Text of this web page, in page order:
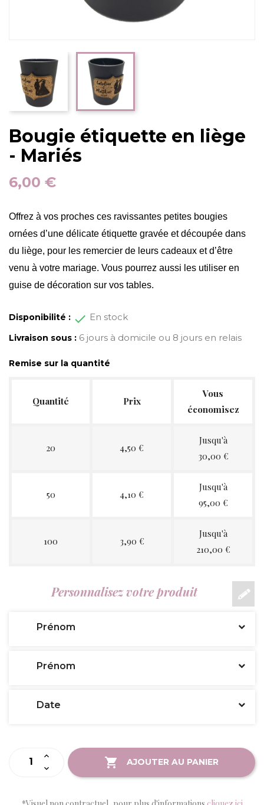
Bougie étiquette en liège
- Mariés
6,00 €
Offrez à vos proches ces ravissantes petites bougies
ornées d’une délicate étiquette gravée et découpée dans
du liège, pour les remercier de leurs cadeaux et d’être
venu à votre mariage. Vous pourrez aussi les utiliser en
guise de décoration sur vos tables.
Disponibilité : En stock
Livraison sous : 6 jours à domicile ou 8 jours en relais
Remise sur la quantité
Quantité Prix
Vous
économisez
20 4,50 €
Jusqu'à
30,00 €
50 4,10 €
Jusqu'à
95,00 €
100 3,90 €
Jusqu'à
210,00 €
Personnalisez votre produit
Prénom
Prénom
Date
AJOUTER AU PANIER